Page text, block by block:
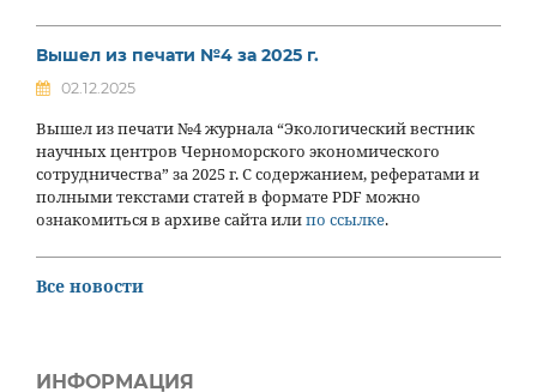
Вышел из печати №4 за 2025 г.
02.12.2025
Вышел из печати №4 журнала “Экологический вестник
научных центров Черноморского экономического
сотрудничества” за 2025 г. С содержанием, рефератами и
полными текстами статей в формате PDF можно
ознакомиться в архиве сайта илипо ссылке.
Все новости
ИНФОРМАЦИЯ